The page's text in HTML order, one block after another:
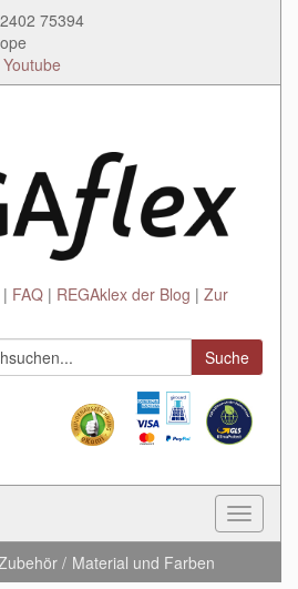
75394
Youtube
FAQ REGAklex der Blog
Zur
Suche
Toggle
Material und Farben